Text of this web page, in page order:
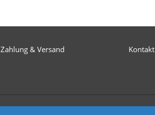
Zahlung & Versand Kontakt